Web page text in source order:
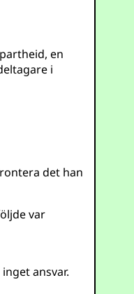
en
i
det han
var
ansvar.